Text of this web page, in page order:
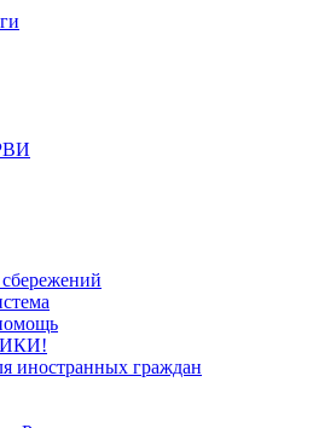
иностранных граждан